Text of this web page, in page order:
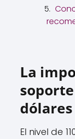
La
dólares
El nivel de